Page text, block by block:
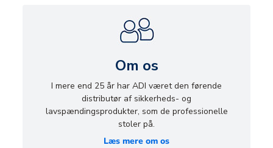
Om os
I mere end 25 år har ADI været den førende
distributør af sikkerheds- og
lavspændingsprodukter, som de professionelle
stoler på.
Læs mere om os